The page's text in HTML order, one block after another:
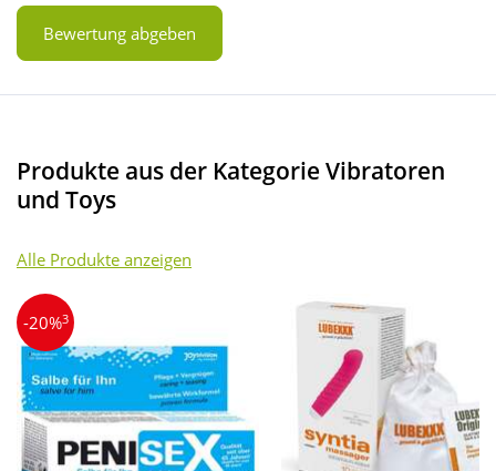
Bewertung abgeben
Produkte aus der Kategorie Vibratoren
und Toys
Alle Produkte anzeigen
-20%3